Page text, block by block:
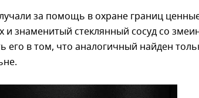
за помощь в охране границ
знаменитый стеклянный сосуд со
его в том, что аналогичный найден